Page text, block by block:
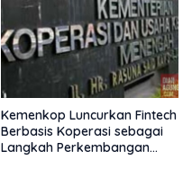
Kemenkop Luncurkan Fintech
Berbasis Koperasi sebagai
Langkah Perkembangan